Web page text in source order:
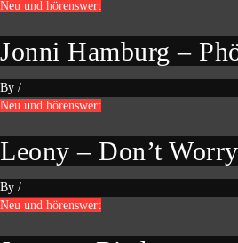
Neu und hörenswert
Jonni Hamburg –
By /
Neu und hörenswert
Leony – Don’t Worry
By /
Neu und hörenswert